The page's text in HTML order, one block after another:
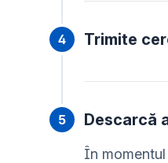
Trimite
Descarcă
În